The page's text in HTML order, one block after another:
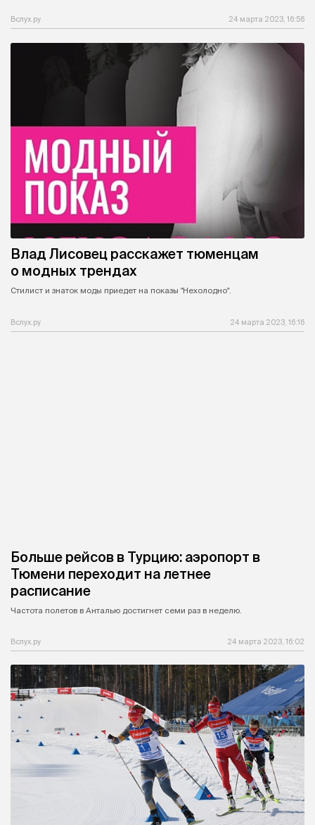
Вслух.ру 24 марта 2023, 16:56
Влад Лисовец расскажет тюменцам
о модных трендах
Стилист и знаток моды приедет на показы "Нехолодно".
Вслух.ру 24 марта 2023, 16:16
Больше рейсов в Турцию: аэропорт в
Тюмени переходит на летнее
расписание
Частота полетов в Анталью достигнет семи раз в неделю.
Вслух.ру 24 марта 2023, 16:02